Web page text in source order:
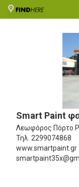
Smart Paint
Λεωφόρος Πόρτο
Τηλ. 2299074868
www.smartpaint.gr